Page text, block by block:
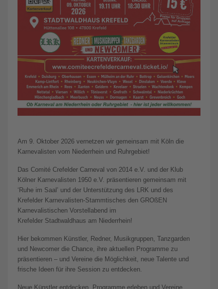
Am 9. Oktober 2026 vernetzen wir gemeinsam mit Köln die
Karnevalisten vom Niederrhein und Ruhrgebiet!
Das Comité Crefelder Carneval von 2014 e.V. und der Klub
Kölner Karnevalisten 1950 e.V. präsentieren gemeinsam mit
‘Ruhe im Saal’ und der Unterstützung des LRK und des
Krefelder Karnevalisten-Stammtisches den GROßEN
Karnevalistischen Vorstellabend im
Krefelder Stadtwaldhaus am Niederrhein!
Hier bekommen Künstler, Redner, Musikgruppen, Tanzgarden
und Newcomer die Chance, ihre aktuellen Programme zu
präsentieren – und Vereine die Möglichkeit, neue Talente und
frische Ideen für ihre Session zu entdecken.
Neue Künstler entdecken, Programme erleben und Vereine